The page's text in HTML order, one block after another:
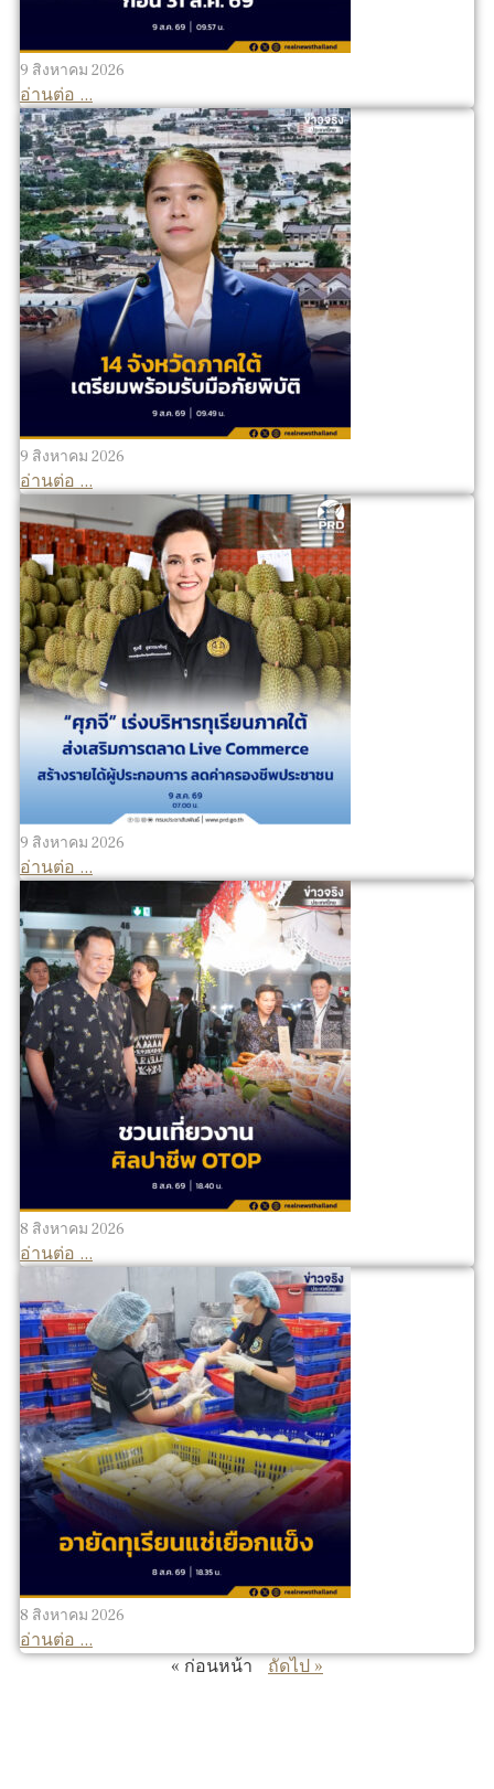
9 สิงหาคม 2026
อ่านต่อ ...
9 สิงหาคม 2026
อ่านต่อ ...
9 สิงหาคม 2026
อ่านต่อ ...
8 สิงหาคม 2026
อ่านต่อ ...
8 สิงหาคม 2026
อ่านต่อ ...
« ก่อนหน้า
ถัดไป »